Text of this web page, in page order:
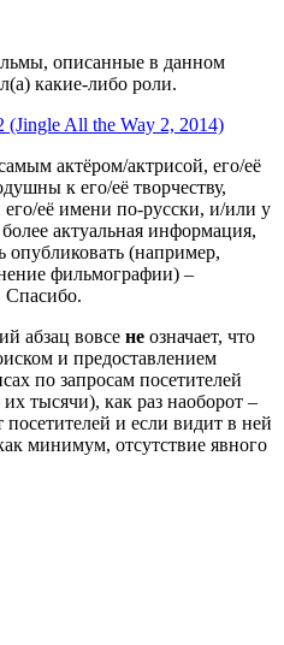
описанные в данном
какие-либо роли.
(Jingle All the Way 2, 2014)
актёром/актрисой, его/её
к его/её творчеству,
её имени по-русски, и/или у
актуальная информация,
(например,
фильмографии) –
Спасибо.
абзац вовсе не означает, что
и предоставлением
по запросам посетителей
тысячи), как раз наоборот –
и если видит в ней
минимум, отсутствие явного